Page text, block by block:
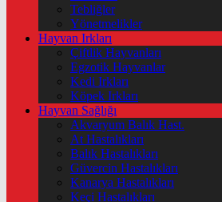
Tebliğler
Yönetmelikler
Hayvan Irkları
Çiftlik Hayvanları
Egzotik Hayvanlar
Kedi Irkları
Köpek Irkları
Hayvan Sağlığı
Akvaryum Balık Hast.
At Hastalıkları
Balık Hastalıkları
Güvercin Hastalıkları
Kanarya Hastalıkları
Keçi Hastalıkları